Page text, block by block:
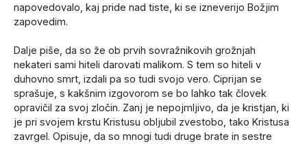
napovedovalo, kaj pride nad tiste, ki se izneverijo Božjim
zapovedim.
Dalje piše, da so že ob prvih sovražnikovih grožnjah
nekateri sami hiteli darovati malikom. S tem so hiteli v
duhovno smrt, izdali pa so tudi svojo vero. Ciprijan se
sprašuje, s kakšnim izgovorom se bo lahko tak človek
opravičil za svoj zločin. Zanj je nepojmljivo, da je kristjan, ki
je pri svojem krstu Kristusu obljubil zvestobo, tako Kristusa
zavrgel. Opisuje, da so mnogi tudi druge brate in sestre